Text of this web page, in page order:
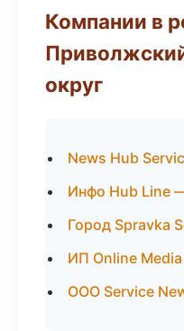
Компании в
округ
News Hub
Инфо Hub Line
Город Spravka
ИП Online
ООО Service